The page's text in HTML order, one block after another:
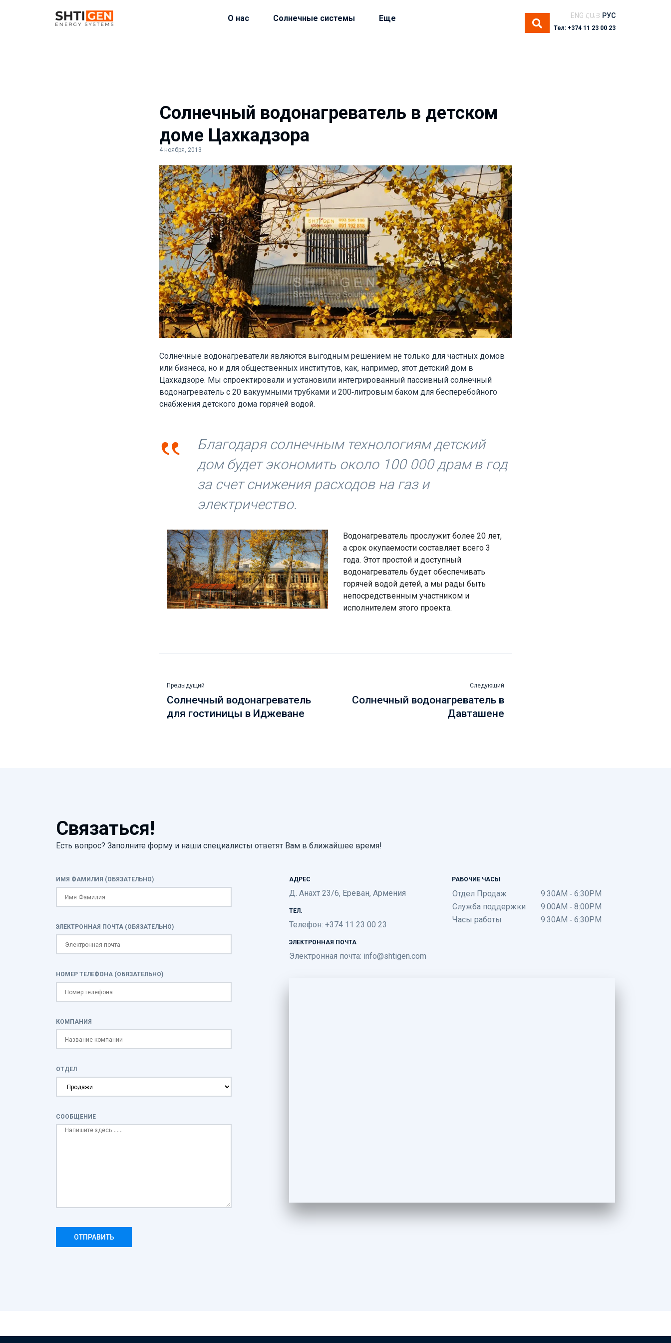
О нас Солнечные системы Еще ENG ՀԱՅ РУС
Тел: +374 11 23 00 23
Солнечный водонагреватель в детском
доме Цахкадзора
4 ноября, 2013
Солнечные водонагреватели являются выгодным решением не только для частных домов
или бизнеса, но и для общественных институтов, как, например, этот детский дом в
Цахкадзоре. Мы спроектировали и установили интегрированный пассивный солнечный
водонагреватель с 20 вакуумными трубками и 200-литровым баком для бесперебойного
снабжения детского дома горячей водой.
‟
Благодаря солнечным технологиям детский
дом будет экономить около 100 000 драм в год
за счет снижения расходов на газ и
электричество.
Водонагреватель прослужит более 20 лет,
а срок окупаемости составляет всего 3
года. Этот простой и доступный
водонагреватель будет обеспечивать
горячей водой детей, а мы рады быть
непосредственным участником и
исполнителем этого проекта.
Предыдущий
Солнечный водонагреватель
для гостиницы в Иджеване
Следующий
Солнечный водонагреватель в
Давташене
Связаться!
Есть вопрос? Заполните форму и наши специалисты ответят Вам в ближайшее время!
ИМЯ ФАМИЛИЯ (ОБЯЗАТЕЛЬНО)
ЭЛЕКТРОННАЯ ПОЧТА (ОБЯЗАТЕЛЬНО)
НОМЕР ТЕЛЕФОНА (ОБЯЗАТЕЛЬНО)
КОМПАНИЯ
ОТДЕЛ
СООБЩЕНИЕ
АДРЕС
Д. Анахт 23/6, Ереван, Армения
ТЕЛ.
Телефон: +374 11 23 00 23
ЭЛЕКТРОННАЯ ПОЧТА
Электронная почта: info@shtigen.com
РАБОЧИЕ ЧАСЫ
Отдел Продаж
9:30AM - 6:30PM
Служба поддержки
9:00AM - 8:00PM
Часы работы
9:30AM - 6:30PM